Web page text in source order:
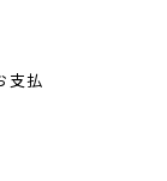
支払